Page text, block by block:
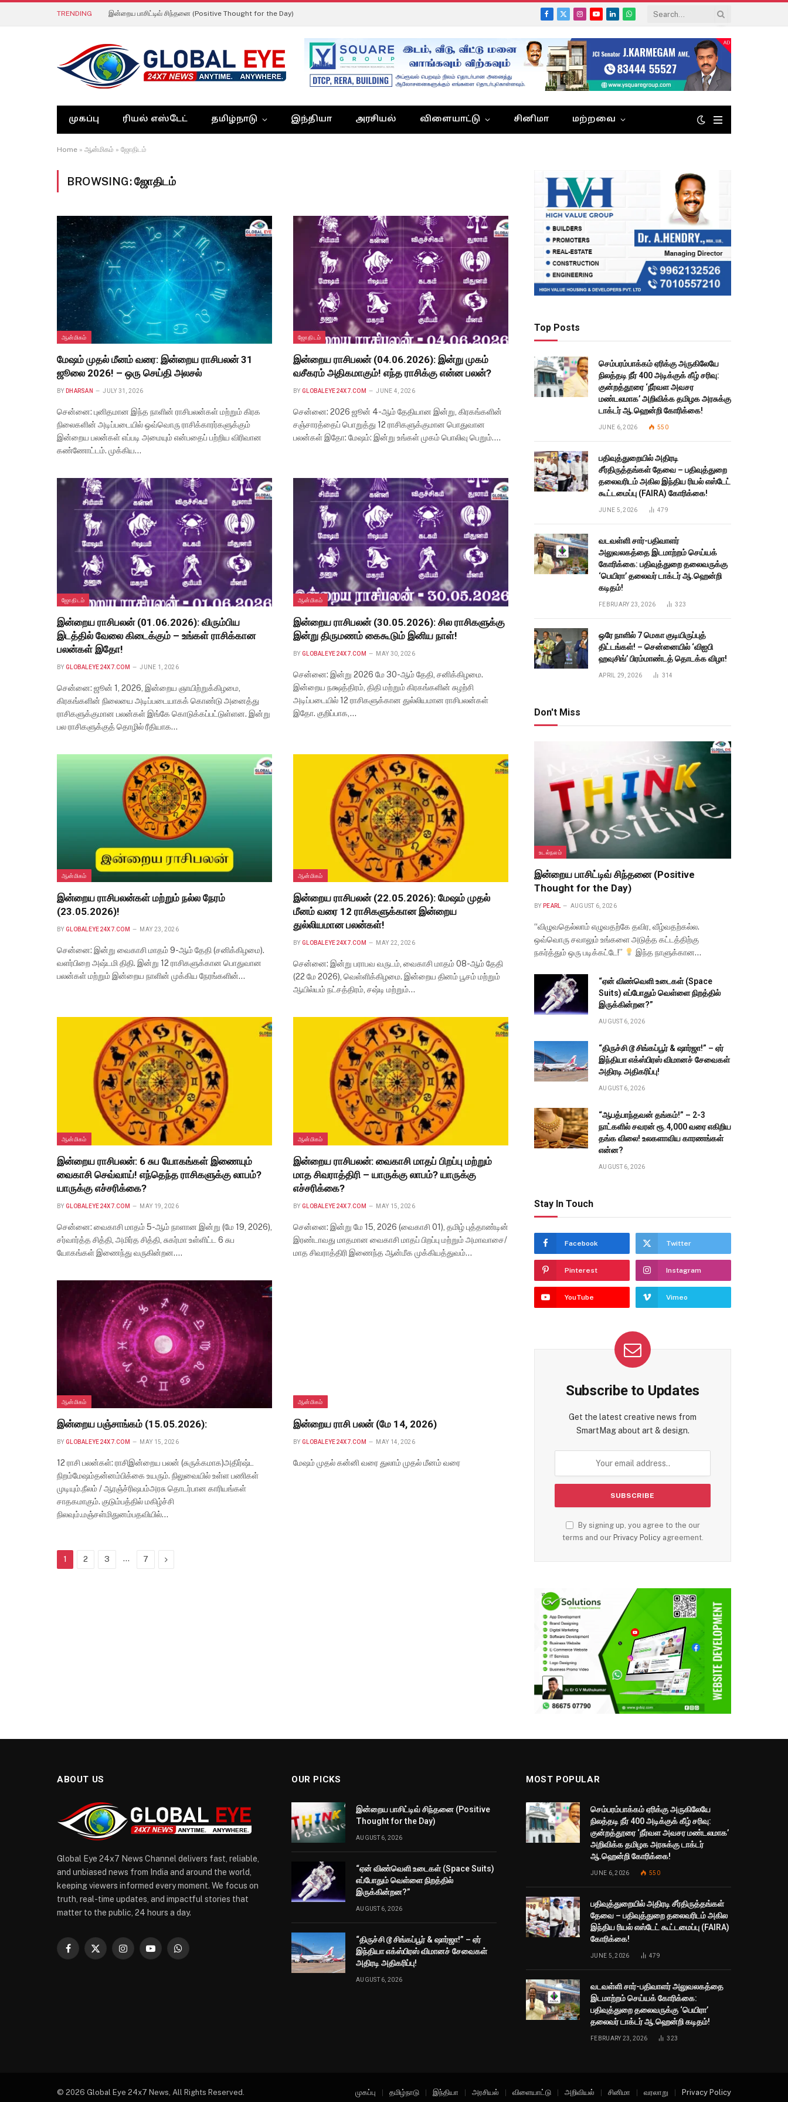
TRENDING இன்றைய பாசிட்டிவ் சிந்தனை (Positive Thought for the Day)
Facebook
X
Instagram
YouTube
LinkedInWhatsApp
முகப்பு ரியல் எஸ்டேட் தமிழ்நாடு இந்தியா அரசியல் விளையாட்டு சினிமா மற்றவை
Home » ஆன்மிகம் » ஜோதிடம்
BROWSING:ஜோதிடம்
ஆன்மிகம்
மேஷம் முதல் மீனம் வரை: இன்றைய ராசிபலன் 31
ஜூலை 2026! – ஒரு செய்தி அலசல்
BY DHARSAN JULY 31, 2026
சென்னை: புனிதமான இந்த நாளின் ராசிபலன்கள் மற்றும் கிரக
நிலைகளின் அடிப்படையில் ஒவ்வொரு ராசிக்காரர்களுக்கும்
இன்றைய பலன்கள் எப்படி அமையும் என்பதைப் பற்றிய விரிவான
கண்ணோட்டம். முக்கிய…
ஜோதிடம்
இன்றைய ராசிபலன் (04.06.2026): இன்று முகம்
வசீகரம் அதிகமாகும்! எந்த ராசிக்கு என்ன பலன்?
BY GLOBALEYE24X7.COM JUNE 4, 2026
சென்னை: 2026 ஜூன் 4-ஆம் தேதியான இன்று, கிரகங்களின்
சஞ்சாரத்தைப் பொறுத்து 12 ராசிகளுக்குமான பொதுவான
பலன்கள் இதோ: மேஷம்: இன்று உங்கள் முகம் பொலிவு பெறும்.…
ஜோதிடம்
இன்றைய ராசிபலன் (01.06.2026): விரும்பிய
இடத்தில் வேலை கிடைக்கும் – உங்கள் ராசிக்கான
பலன்கள் இதோ!
BY GLOBALEYE24X7.COM JUNE 1, 2026
சென்னை: ஜூன் 1, 2026, இன்றைய ஞாயிற்றுக்கிழமை,
கிரகங்களின் நிலையை அடிப்படையாகக் கொண்டு அனைத்து
ராசிகளுக்குமான பலன்கள் இங்கே கொடுக்கப்பட்டுள்ளன. இன்று
பல ராசிகளுக்குத் தொழில் ரீதியாக…
ஆன்மிகம்
இன்றைய ராசிபலன் (30.05.2026): சில ராசிகளுக்கு
இன்று திருமணம் கைகூடும் இனிய நாள்!
BY GLOBALEYE24X7.COM MAY 30, 2026
சென்னை: இன்று 2026 மே 30-ஆம் தேதி, சனிக்கிழமை.
இன்றைய நக்ஷத்திரம், திதி மற்றும் கிரகங்களின் சுழற்சி
அடிப்படையில் 12 ராசிகளுக்கான துல்லியமான ராசிபலன்கள்
இதோ. குறிப்பாக,…
ஆன்மிகம்
இன்றைய ராசிபலன்கள் மற்றும் நல்ல நேரம்
(23.05.2026)!
BY GLOBALEYE24X7.COM MAY 23, 2026
சென்னை: இன்று வைகாசி மாதம் 9-ஆம் தேதி (சனிக்கிழமை).
வளர்பிறை அஷ்டமி திதி. இன்று 12 ராசிகளுக்கான பொதுவான
பலன்கள் மற்றும் இன்றைய நாளின் முக்கிய நேரங்களின்…
ஆன்மிகம்
இன்றைய ராசிபலன் (22.05.2026): மேஷம் முதல்
மீனம் வரை 12 ராசிகளுக்கான இன்றைய
துல்லியமான பலன்கள்!
BY GLOBALEYE24X7.COM MAY 22, 2026
சென்னை: இன்று பராபவ வருடம், வைகாசி மாதம் 08-ஆம் தேதி
(22 மே 2026), வெள்ளிக்கிழமை. இன்றைய தினம் பூசம் மற்றும்
ஆயில்யம் நட்சத்திரம், சஷ்டி மற்றும்…
ஆன்மிகம்
இன்றைய ராசிபலன்: 6 சுப யோகங்கள் இணையும்
வைகாசி செவ்வாய்! எந்தெந்த ராசிகளுக்கு லாபம்?
யாருக்கு எச்சரிக்கை?
BY GLOBALEYE24X7.COM MAY 19, 2026
சென்னை: வைகாசி மாதம் 5-ஆம் நாளான இன்று (மே 19, 2026),
சர்வார்த்த சித்தி, அமிர்த சித்தி, சுகர்மா உள்ளிட்ட 6 சுப
யோகங்கள் இணைந்து வருகின்றன.…
ஆன்மிகம்
இன்றைய ராசிபலன்: வைகாசி மாதப் பிறப்பு மற்றும்
மாத சிவராத்திரி – யாருக்கு லாபம்? யாருக்கு
எச்சரிக்கை?
BY GLOBALEYE24X7.COM MAY 15, 2026
சென்னை: இன்று மே 15, 2026 (வைகாசி 01), தமிழ் புத்தாண்டின்
இரண்டாவது மாதமான வைகாசி மாதப் பிறப்பு மற்றும் அமாவாசை/
மாத சிவராத்திரி இணைந்த ஆன்மீக முக்கியத்துவம்…
ஆன்மிகம்
இன்றைய பஞ்சாங்கம் (15.05.2026):
BY GLOBALEYE24X7.COM MAY 15, 2026
12 ராசி பலன்கள்: ராசிஇன்றைய பலன் (சுருக்கமாக)அதிர்ஷ்ட
நிறம்மேஷம்தன்னம்பிக்கை உயரும். நிலுவையில் உள்ள பணிகள்
முடியும்.நீலம் / ஆரஞ்ச்ரிஷபம்அரசு தொடர்பான காரியங்கள்
சாதகமாகும். குடும்பத்தில் மகிழ்ச்சி
நிலவும்.மஞ்சள்மிதுனம்பதவியில்…
ஆன்மிகம்
இன்றைய ராசி பலன் (மே 14, 2026)
BY GLOBALEYE24X7.COM MAY 14, 2026
மேஷம் முதல் கன்னி வரை துலாம் முதல் மீனம் வரை
1 2 3 … 7 Next
Top Posts
செம்பரம்பாக்கம் ஏரிக்கு அருகிலேயே
நிலத்தடி நீர் 400 அடிக்குக் கீழ் சரிவு:
குன்றத்தூரை ‘நீர்வள அவசர
மண்டலமாக’ அறிவிக்க தமிழக அரசுக்கு
டாக்டர் ஆ.ஹென்றி கோரிக்கை!
JUNE 6, 2026 550
பதிவுத்துறையில் அதிரடி
சீர்திருத்தங்கள் தேவை – பதிவுத்துறை
தலைவரிடம் அகில இந்திய ரியல் எஸ்டேட்
கூட்டமைப்பு (FAIRA) கோரிக்கை!
JUNE 5, 2026 479
வடவள்ளி சார்-பதிவாளர்
அலுவலகத்தை இடமாற்றம் செய்யக்
கோரிக்கை: பதிவுத்துறை தலைவருக்கு
‘பெயிரா’ தலைவர் டாக்டர் ஆ.ஹென்றி
கடிதம்!
FEBRUARY 23, 2026 323
ஒரே நாளில் 7 மெகா குடியிருப்புத்
திட்டங்கள்! – சென்னையில் ‘விஐபி
ஹவுசிங்’ பிரம்மாண்டத் தொடக்க விழா!
APRIL 29, 2026 314
Don't Miss
உடல்நலம்
இன்றைய பாசிட்டிவ் சிந்தனை (Positive
Thought for the Day)
BY PEARL AUGUST 6, 2026
“விழுவதெல்லாம் எழுவதற்கே தவிர, வீழ்வதற்கல்ல.
ஒவ்வொரு சவாலும் உங்களை அடுத்த கட்டத்திற்கு
நகர்த்தும் ஒரு படிக்கட்டே!”
இந்த நாளுக்கான…
“ஏன் விண்வெளி உடைகள் (Space
Suits) எப்போதும் வெள்ளை நிறத்தில்
இருக்கின்றன?”
AUGUST 6, 2026
“திருச்சி டூ சிங்கப்பூர் & ஷார்ஜா!” – ஏர்
இந்தியா எக்ஸ்பிரஸ் விமானச் சேவைகள்
அதிரடி அதிகரிப்பு!
AUGUST 6, 2026
“ஆபத்பாந்தவன் தங்கம்!” – 2-3
நாட்களில் சவரன் ரூ.4,000 வரை எகிறிய
தங்க விலை! உலகளாவிய காரணங்கள்
என்ன?
AUGUST 6, 2026
Stay In Touch
Facebook Twitter
Pinterest Instagram
YouTube Vimeo
Subscribe to Updates
Get the latest creative news from
SmartMag about art & design.
By signing up, you agree to the our
terms and our Privacy Policyagreement.
ABOUT US
Global Eye 24x7 News Channel delivers fast, reliable,
and unbiased news from India and around the world,
keeping viewers informed every moment. We focus on
truth, real-time updates, and impactful stories that
matter to the public, 24 hours a day.
Facebook
X
InstagramYouTubeWhatsApp
OUR PICKS
இன்றைய பாசிட்டிவ் சிந்தனை (Positive
Thought for the Day)
AUGUST 6, 2026
“ஏன் விண்வெளி உடைகள் (Space Suits)
எப்போதும் வெள்ளை நிறத்தில்
இருக்கின்றன?”
AUGUST 6, 2026
“திருச்சி டூ சிங்கப்பூர் & ஷார்ஜா!” – ஏர்
இந்தியா எக்ஸ்பிரஸ் விமானச் சேவைகள்
அதிரடி அதிகரிப்பு!
AUGUST 6, 2026
MOST POPULAR
செம்பரம்பாக்கம் ஏரிக்கு அருகிலேயே
நிலத்தடி நீர் 400 அடிக்குக் கீழ் சரிவு:
குன்றத்தூரை ‘நீர்வள அவசர மண்டலமாக’
அறிவிக்க தமிழக அரசுக்கு டாக்டர்
ஆ.ஹென்றி கோரிக்கை!
JUNE 6, 2026 550
பதிவுத்துறையில் அதிரடி சீர்திருத்தங்கள்
தேவை – பதிவுத்துறை தலைவரிடம் அகில
இந்திய ரியல் எஸ்டேட் கூட்டமைப்பு (FAIRA)
கோரிக்கை!
JUNE 5, 2026 479
வடவள்ளி சார்-பதிவாளர் அலுவலகத்தை
இடமாற்றம் செய்யக் கோரிக்கை:
பதிவுத்துறை தலைவருக்கு ‘பெயிரா’
தலைவர் டாக்டர் ஆ.ஹென்றி கடிதம்!
FEBRUARY 23, 2026 323
© 2026 Global Eye 24x7 News, All Rights Reserved. முகப்பு தமிழ்நாடு இந்தியா அரசியல் விளையாட்டு அறிவியல் சினிமா வரலாறு Privacy Policy